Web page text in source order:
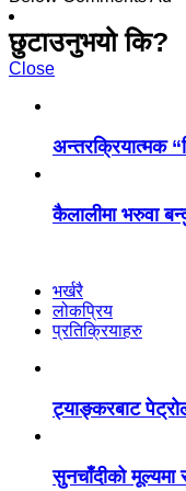
छुटाउनुभयो कि?
Close
अन्तरक्रियात्मक
कैलालीमा भरुवा
भर्खरै
लोकप्रिय
प्रतिक्रियाहरु
ट्याङ्करबाट
सुनचाँदीको मूल्यमा